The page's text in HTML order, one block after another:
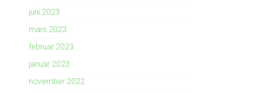
juni 2023
mars 2023
februar 2023
januar 2023
november 2022